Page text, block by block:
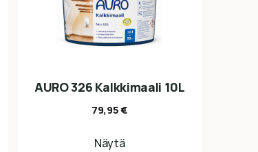
AURO 326 Kalkkimaali 10L
79,95€
Näytä